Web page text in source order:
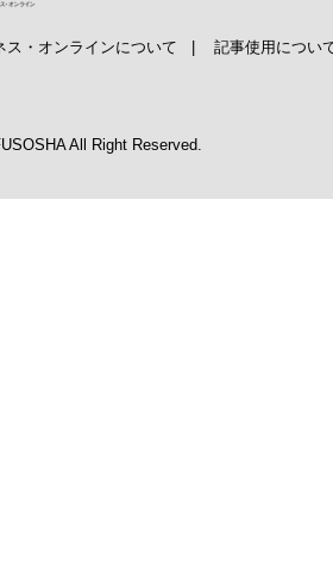
ス・オンラインについて 記事使用につい
All Right Reserved.